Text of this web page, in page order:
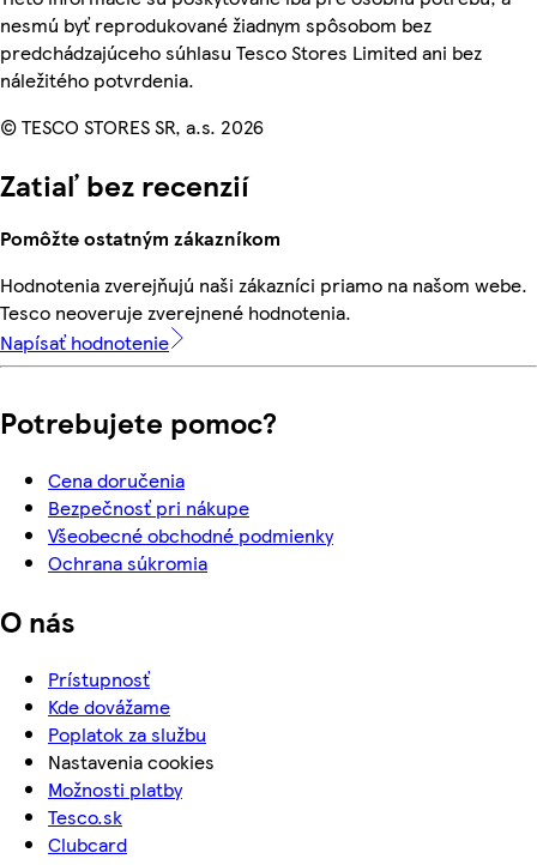
nesmú byť reprodukované žiadnym spôsobom bez
predchádzajúceho súhlasu Tesco Stores Limited ani bez
náležitého potvrdenia.
© TESCO STORES SR, a.s. 2026
Zatiaľ bez recenzií
Pomôžte ostatným zákazníkom
Hodnotenia zverejňujú naši zákazníci priamo na našom webe.
Tesco neoveruje zverejnené hodnotenia.
Napísať hodnotenie
Potrebujete pomoc?
Cena doručenia
Bezpečnosť pri nákupe
Všeobecné obchodné podmienky
Ochrana súkromia
O nás
Prístupnosť
Kde dovážame
Poplatok za službu
Nastavenia cookies
Možnosti platby
Tesco.sk
Clubcard